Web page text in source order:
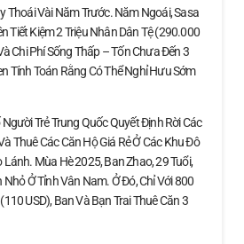
Thoái Vài Năm Trước. Năm Ngoái, Sasa
Tiết Kiệm 2 Triệu Nhân Dân Tệ (290.000
Chi Phí Sống Thấp – Tốn Chưa Đến 3
Tính Toán Rằng Có Thể Nghỉ Hưu Sớm
Trẻ Trung Quốc Quyết Định Rời Các
Thuê Các Căn Hộ Giá Rẻ Ở Các Khu Đô
Mùa Hè 2025, Ban Zhao, 29 Tuổi,
Ở Tỉnh Vân Nam. Ở Đó, Chỉ Với 800
USD), Ban Và Bạn Trai Thuê Căn 3